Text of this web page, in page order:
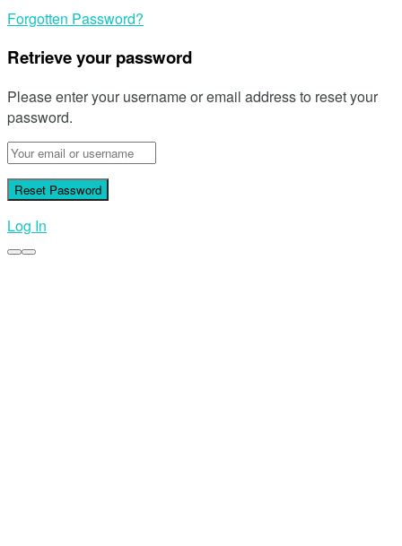
Forgotten Password?
Retrieve your password
Please enter your username or email address to reset your
password.
Log In